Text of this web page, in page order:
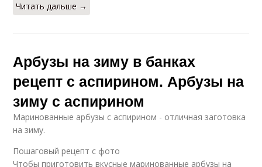
Читать дальше →
Арбузы на зиму в банках
рецепт с аспирином. Арбузы на
зиму с аспирином
Маринованные арбузы с аспирином - отличная заготовка
на зиму.
Пошаговый рецепт с фото
Чтобы приготовить вкусные маринованные арбузы на